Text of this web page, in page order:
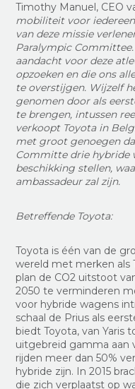
Timothy Manuel, CEO
mobiliteit voor
van deze missie
Paralympic
aandacht voor deze
opzoeken en die ons
te overstijgen. Wijzelf
genomen door als
te brengen, intussen
verkoopt Toyota in
met groot genoegen
Committe drie hybride
beschikking stellen,
ambassadeur zal zijn.
Betreffende Toyota:
Toyota is één van de
wereld met merken als
plan de CO2 uitstoot
2050 te verminderen
voor hybride wagens
schaal de Prius als
biedt Toyota, van Yaris
uitgebreid gamma aan
rijden meer dan 50%
hybride zijn. In 2015
die zich verplaatst op